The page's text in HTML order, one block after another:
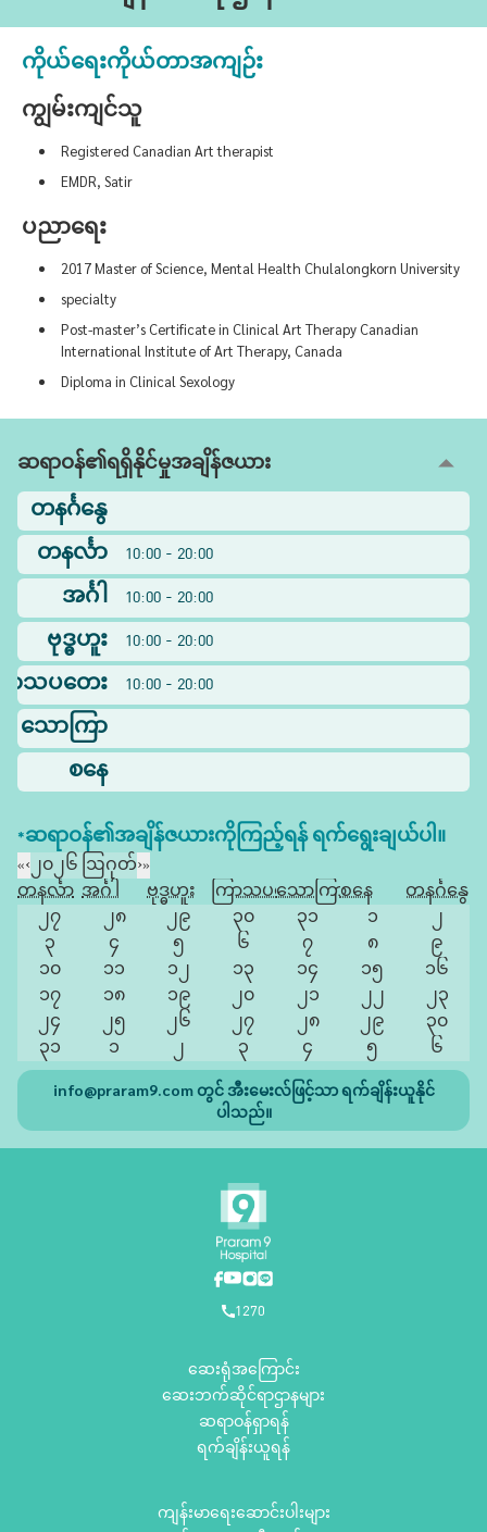
ကိုယ်ရေးကိုယ်တာအကျဉ်း
ကျွမ်းကျင်သူ
Registered Canadian Art therapist
EMDR, Satir
ပညာရေး
2017 Master of Science, Mental Health Chulalongkorn University
specialty
Post-master’s Certificate in Clinical Art Therapy Canadian
International Institute of Art Therapy, Canada
Diploma in Clinical Sexology
ဆရာဝန်၏ရရှိနိုင်မှုအချိန်ဇယား
တနင်္ဂနွေ
တနင်္လာ
10:00 - 20:00
အင်္ဂါ
10:00 - 20:00
ဗုဒ္ဓဟူး
10:00 - 20:00
ာသပတေး
10:00 - 20:00
သောကြာ
စနေ
*ဆရာဝန်၏အချိန်ဇယားကိုကြည့်ရန် ရက်ရွေးချယ်ပါ။
«‹ ၂၀၂၆ ဩဂုတ်›»
တနင်္လာ အင်္ဂါ ဗုဒ္ဓဟူး ကြာသပတေးသောကြာစနေ
တနင်္ဂနွေ
၂၇
၂၈ ၂၉ ၃၀ ၃၁ ၁
၂
၃
၄ ၅ ၆ ၇ ၈
၉
၁၀
၁၁ ၁၂ ၁၃ ၁၄ ၁၅
၁၆
၁၇
၁၈ ၁၉ ၂၀ ၂၁ ၂၂
၂၃
၂၄
၂၅ ၂၆ ၂၇ ၂၈ ၂၉
၃၀
၃၁
၁ ၂ ၃ ၄ ၅ ၆
info@praram9.comတွင် အီးမေးလ်ဖြင့်သာ ရက်ချိန်းယူနိုင်
ပါသည်။
1270
ဆေးရုံအကြောင်း
ဆေးဘက်ဆိုင်ရာဌာနများ
ဆရာဝန်ရှာရန်
ရက်ချိန်းယူရန်
ကျန်းမာရေးဆောင်းပါးများ